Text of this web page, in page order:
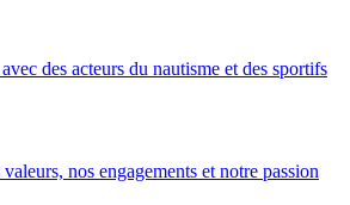
des acteurs du nautisme et des sportifs
nos engagements et notre passion